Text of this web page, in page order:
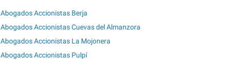
Abogados Accionistas Berja
Abogados Accionistas Cuevas del Almanzora
Abogados Accionistas La Mojonera
Abogados Accionistas Pulpí